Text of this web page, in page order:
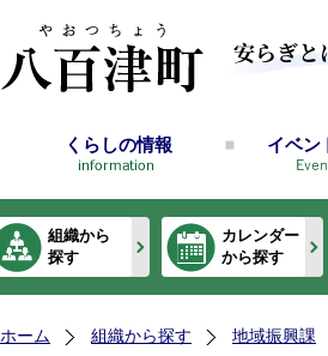
くらしの情報 イベン
組織から
探す
カレンダー
から探す
ホーム 組織から探す 地域振興課